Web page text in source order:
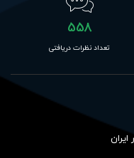
558
تعداد نظرات دریافتی